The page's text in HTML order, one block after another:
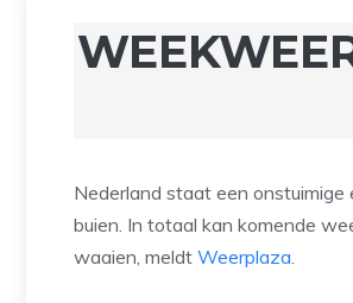
Nederland staat een
buien. In totaal kan komende
waaien, meldt Weerplaza.